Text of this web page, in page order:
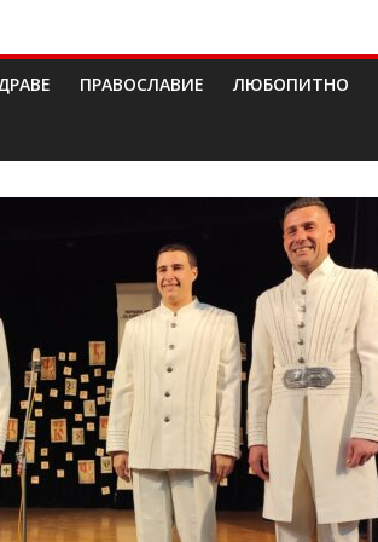
ПРАВОСЛАВИЕ ЛЮБОПИТНО